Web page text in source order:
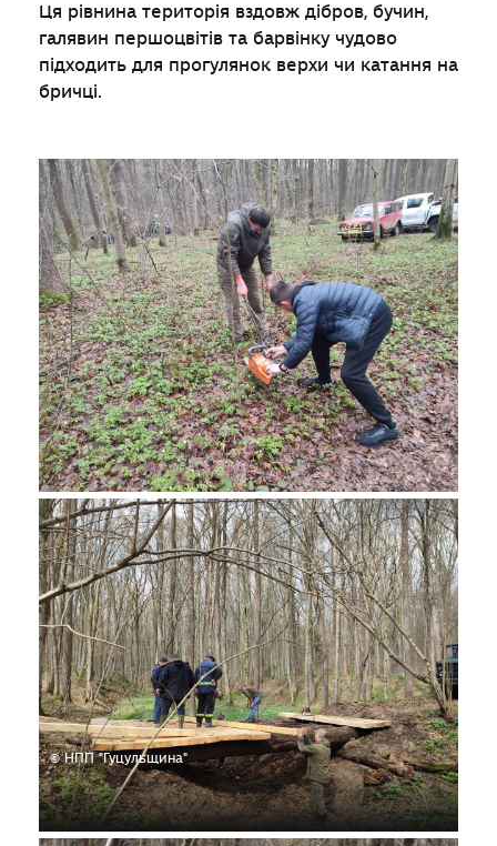
Ця рівнина територія вздовж дібров, бучин,
галявин першоцвітів та барвінку чудово
підходить для прогулянок верхи чи катання на
бричці.
© НПП "Гуцульщина"